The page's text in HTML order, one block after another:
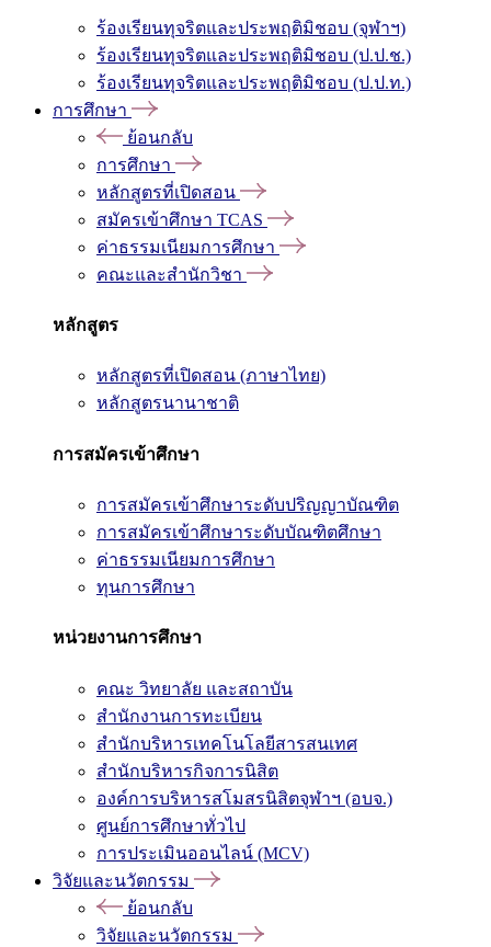
ร้องเรียนทุจริตและประพฤติมิชอบ (จุฬาฯ)
ร้องเรียนทุจริตและประพฤติมิชอบ (ป.ป.ช.)
ร้องเรียนทุจริตและประพฤติมิชอบ (ป.ป.ท.)
การศึกษา
ย้อนกลับ
การศึกษา
หลักสูตรที่เปิดสอน
สมัครเข้าศึกษา TCAS
ค่าธรรมเนียมการศึกษา
คณะและสำนักวิชา
หลักสูตร
หลักสูตรที่เปิดสอน (ภาษาไทย)
หลักสูตรนานาชาติ
การสมัครเข้าศึกษา
การสมัครเข้าศึกษาระดับปริญญาบัณฑิต
การสมัครเข้าศึกษาระดับบัณฑิตศึกษา
ค่าธรรมเนียมการศึกษา
ทุนการศึกษา
หน่วยงานการศึกษา
คณะ วิทยาลัย และสถาบัน
สำนักงานการทะเบียน
สำนักบริหารเทคโนโลยีสารสนเทศ
สำนักบริหารกิจการนิสิต
องค์การบริหารสโมสรนิสิตจุฬาฯ (อบจ.)
ศูนย์การศึกษาทั่วไป
การประเมินออนไลน์ (MCV)
วิจัยและนวัตกรรม
ย้อนกลับ
วิจัยและนวัตกรรม